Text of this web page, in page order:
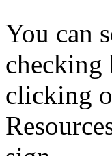
You can
checking
clicking